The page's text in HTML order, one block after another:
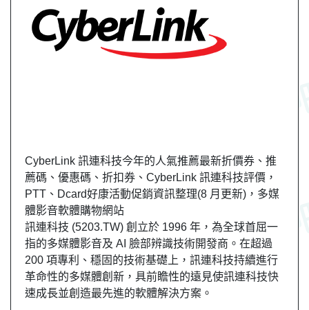
CyberLink 訊連科技今年的人氣推薦最新折價券、推
薦碼、優惠碼、折扣券、CyberLink 訊連科技評價，
PTT、Dcard好康活動促銷資訊整理(8 月更新)，多媒
體影音軟體購物網站
訊連科技 (5203.TW) 創立於 1996 年，為全球首屈一
指的多媒體影音及 AI 臉部辨識技術開發商。在超過
200 項專利、穩固的技術基礎上，訊連科技持續進行
革命性的多媒體創新，具前瞻性的遠見使訊連科技快
速成長並創造最先進的軟體解決方案。